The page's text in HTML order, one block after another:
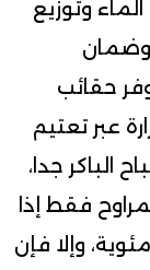
وتوزيع
وضمان
حقائب
عبر تعتيم
الباكر جدا،
فقط إذا
لا تتعدى 35 درجة مئوية، وإلا فإن